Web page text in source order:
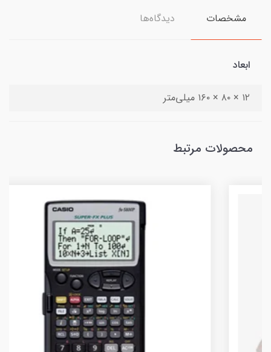
مشخصات دیدگاه‌ها
ابعاد
۱۲ × ۸۰ × ۱۶۰ میلی‌متر
محصولات مرتبط